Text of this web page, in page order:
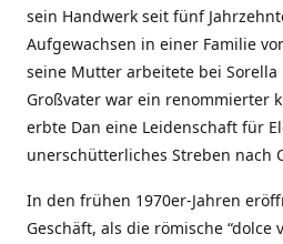
sein Handwerk seit fünf
Aufgewachsen in einer Familie
seine Mutter arbeitete bei Sorella
Großvater war ein renommierter
erbte Dan eine Leidenschaft für
unerschütterliches Streben nach
In den frühen 1970er-Jahren
Geschäft, als die römische “dolce